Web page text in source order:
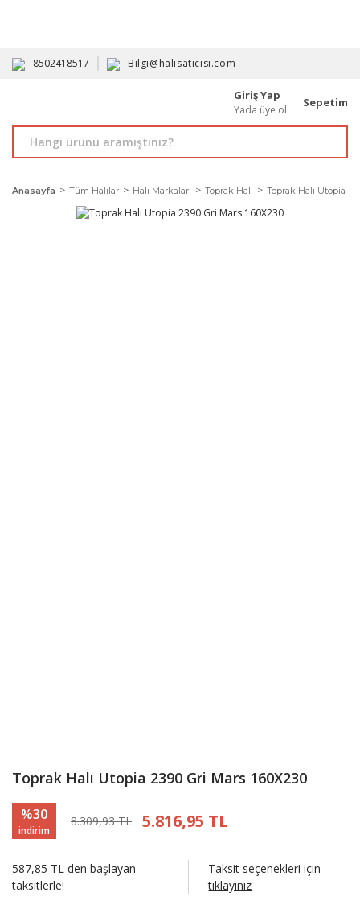
8502418517 Bilgi@halisaticisi.com
Giriş Yap
Yada üye ol
Sepetim
Anasayfa Tüm Halılar Halı Markaları Toprak Halı Toprak Halı Utopia
Toprak Halı Utopia 2390 Gri Mars 160X230
%30
indirim
8.309,93 TL 5.816,95 TL
587,85 TL den başlayan
taksitlerle!
Taksit seçenekleri için
tıklayınız